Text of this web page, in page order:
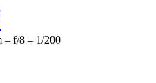
– f/8 – 1/200